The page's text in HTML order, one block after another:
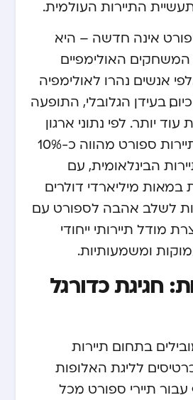
התיירות העולמית.
אינה חדשה – היא
האולימפיים
אנשים נהרו לאולימפיה
בעידן הגלובלי, התופעה
יותר. לפי נתוני ארגון
התיירות העולמי, תיירות ספורט מהווה כ-10%
הבינלאומית, עם
מיליארדי דולרים
לשלב אהבה לספורט עם
מודל תיירותי ייחודי
ומשמעותיות.
חגיגת כדורגל
בתחום תיירות
לליגת האלופות
עבור תיירי ספורט מכל